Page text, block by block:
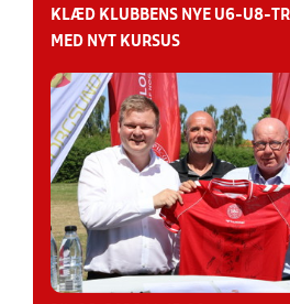
KLÆD KLUBBENS NYE U6-U8-
MED NYT KURSUS